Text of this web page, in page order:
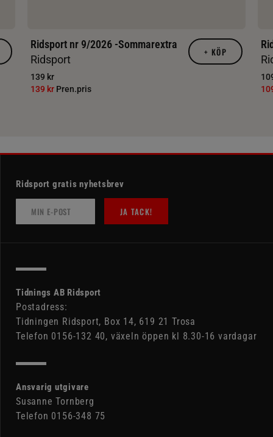
Ridsport nr 9/2026 -Sommarextra
Ridsport
139 kr
139 kr Pren.pris
+ KÖP
Ridsport gratis nyhetsbrev
JA TACK!
Tidnings AB Ridsport
Postadress:
Tidningen Ridsport, Box 14, 619 21 Trosa
Telefon 0156-132 40, växeln öppen kl 8.30-16 vardagar
Ansvarig utgivare
Susanne Tornberg
Telefon 0156-348 75